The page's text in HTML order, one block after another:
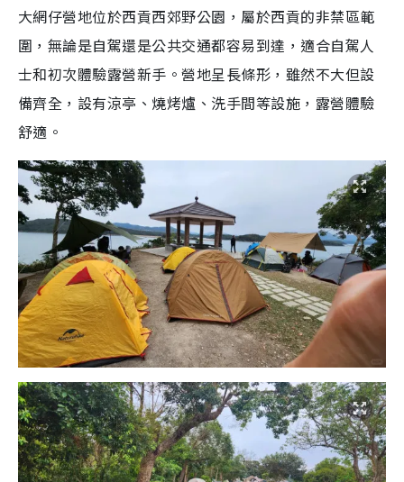
大網仔營地位於西貢西郊野公園，屬於西貢的非禁區範
圍，無論是自駕還是公共交通都容易到達，適合自駕人
士和初次體驗露營新手。營地呈長條形，雖然不大但設
備齊全，設有涼亭、燒烤爐、洗手間等設施，露營體驗
舒適。